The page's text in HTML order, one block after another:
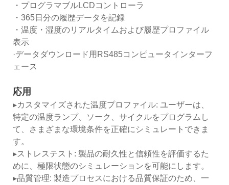
・プログラマブルLCDコントローラ
・365日分の履歴データを記録
・温度・湿度のリアルタイムおよび履歴プロファイル
表示
·データダウンロード用RS485コンピュータインターフ
ェース
応用
▸カスタマイズされた温度プロファイル: ユーザーは、
特定の温度ランプ、ソーク、サイクルをプログラムし
て、さまざまな環境条件を正確にシミュレートできま
す。
▸ストレステスト: 製品の耐久性と信頼性を評価するた
めに、極限状態のシミュレーションを可能にします。
▸品質管理: 製造プロセスにおける品質保証のため、一